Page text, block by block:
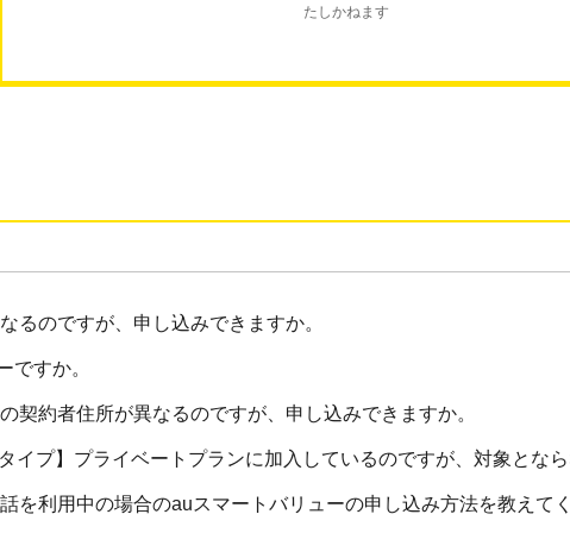
たしかねます
るのですが、申し込みできますか。
ですか。
契約者住所が異なるのですが、申し込みできますか。
イプ】プライベートプランに加入しているのですが、対象となら
を利用中の場合のauスマートバリューの申し込み方法を教えてく